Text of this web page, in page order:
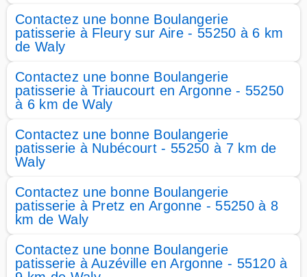
Contactez une bonne Boulangerie
patisserie à Fleury sur Aire - 55250 à 6 km
de Waly
Contactez une bonne Boulangerie
patisserie à Triaucourt en Argonne - 55250
à 6 km de Waly
Contactez une bonne Boulangerie
patisserie à Nubécourt - 55250 à 7 km de
Waly
Contactez une bonne Boulangerie
patisserie à Pretz en Argonne - 55250 à 8
km de Waly
Contactez une bonne Boulangerie
patisserie à Auzéville en Argonne - 55120 à